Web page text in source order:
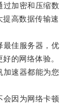
加密和压缩数
高数据传输速
佳服务器，优
的网络体验。
速器都能为您
因为网络卡顿